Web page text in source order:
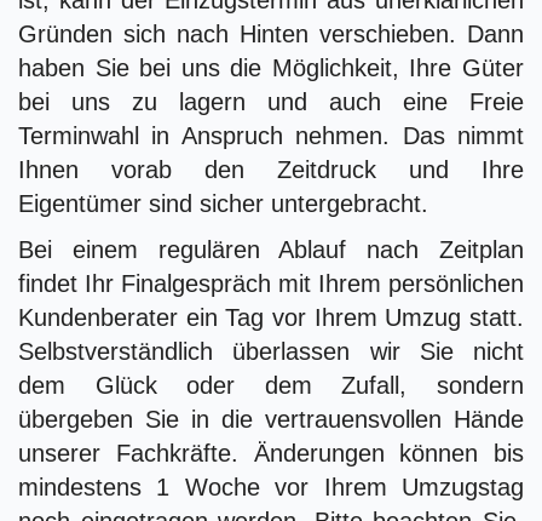
Gründen sich nach Hinten verschieben. Dann
haben Sie bei uns die Möglichkeit, Ihre Güter
bei uns zu lagern und auch eine Freie
Terminwahl in Anspruch nehmen. Das nimmt
Ihnen vorab den Zeitdruck und Ihre
Eigentümer sind sicher untergebracht.
Bei einem regulären Ablauf nach Zeitplan
findet Ihr Finalgespräch mit Ihrem persönlichen
Kundenberater ein Tag vor Ihrem Umzug statt.
Selbstverständlich überlassen wir Sie nicht
dem Glück oder dem Zufall, sondern
übergeben Sie in die vertrauensvollen Hände
unserer Fachkräfte. Änderungen können bis
mindestens 1 Woche vor Ihrem Umzugstag